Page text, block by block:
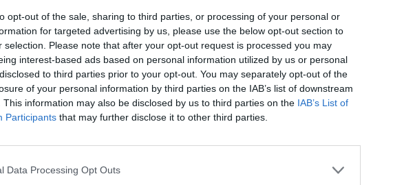
opt-out of the sale, sharing to third parties, or processing of your personal or
for targeted advertising by us, please use the below opt-out section to
selection. Please note that after your opt-out request is processed you may
interest-based ads based on personal information utilized by us or personal
to third parties prior to your opt-out. You may separately opt-out of the
of your personal information by third parties on the IAB’s list of downstream
This information may also be disclosed by us to third parties on the IAB’s List of
Participants that may further disclose it to other third parties.
Data Processing Opt Outs
6 φρούτα που μπορουν
στο παλμαρέ της ένα χρυσό μετάλλιο σε
μετάλλιο σε Ολυμπιακούς Αγώνες
προς το ζην από τον λογαριασμό που έχει
της, αποκομίζει μέχρι και… 136.000
9.000+ ακολούθους της, οι οποίοι
15 ευρώ για να έχουν πρόσβαση στο
αναρτά η Ντάμποβιτς.